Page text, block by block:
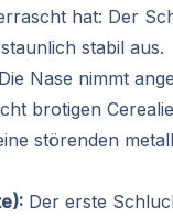
hat: Der
stabil aus.
Die Nase nimmt
brotigen
störenden
Der erste